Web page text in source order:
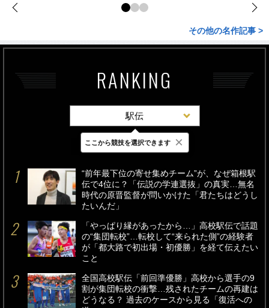
その他の名作記事 >
RANKING
駅伝
最新 24時間 週間
“前年最下位の寄せ集めチーム”が、なぜ箱根駅
伝で4位に？「伝説の学連選抜」の真実…無名
時代の原晋監督が問いかけた「君たちはどうし
たいんだ」
「やっぱり縁があったから…」高校駅伝で話題
の“集団転校”…転校して“来られた側”の経験者
が「都大路で初出場・初優勝」を経て伝えたい
こと
全国高校駅伝「前回準優勝」高校から選手の9
割が集団転校の衝撃…残されたチームの再建は
どうなる？ 過去のケースから見る「復活への
ここから競技を選択できます ×